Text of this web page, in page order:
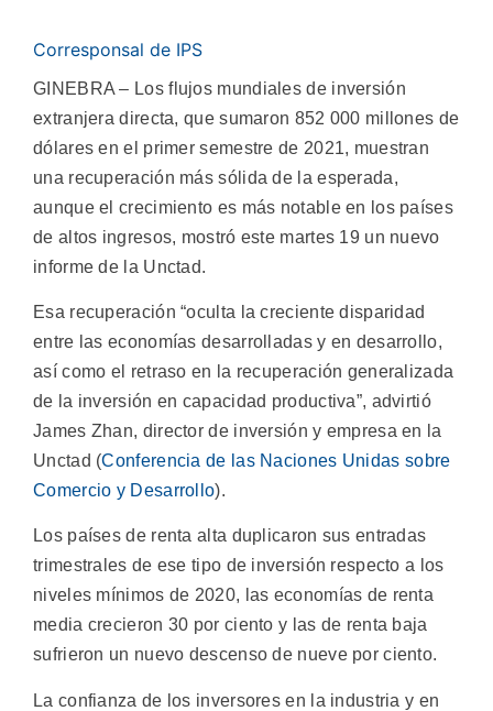
Corresponsal de IPS
GINEBRA – Los flujos mundiales de inversión
extranjera directa, que sumaron 852 000 millones de
dólares en el primer semestre de 2021, muestran
una recuperación más sólida de la esperada,
aunque el crecimiento es más notable en los países
de altos ingresos, mostró este martes 19 un nuevo
informe de la Unctad.
Esa recuperación “oculta la creciente disparidad
entre las economías desarrolladas y en desarrollo,
así como el retraso en la recuperación generalizada
de la inversión en capacidad productiva”, advirtió
James Zhan, director de inversión y empresa en la
Unctad (Conferencia de las Naciones Unidas sobre
Comercio y Desarrollo).
Los países de renta alta duplicaron sus entradas
trimestrales de ese tipo de inversión respecto a los
niveles mínimos de 2020, las economías de renta
media crecieron 30 por ciento y las de renta baja
sufrieron un nuevo descenso de nueve por ciento.
La confianza de los inversores en la industria y en